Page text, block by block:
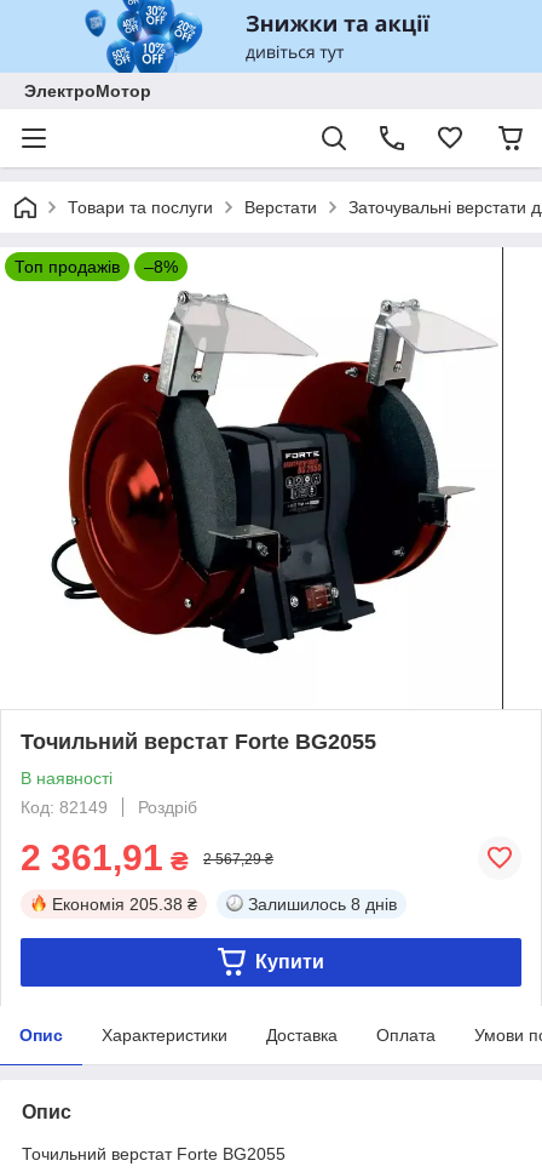
ЭлектроМотор
Товари та послуги Верстати Заточувальні верстати
Топ продажів –8%
Точильний верстат Forte BG2055
В наявності
Код: 82149
Роздріб
2 361,91 ₴ 2 567,29 ₴
Економія 205.38 ₴ Залишилось 8 днів
Купити
Опис Характеристики Доставка Оплата Умови
Опис
Точильний верстат Forte BG2055